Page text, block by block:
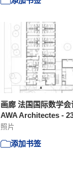
画廊 法国国际数学
AWA Architectes -
照片
添加书签